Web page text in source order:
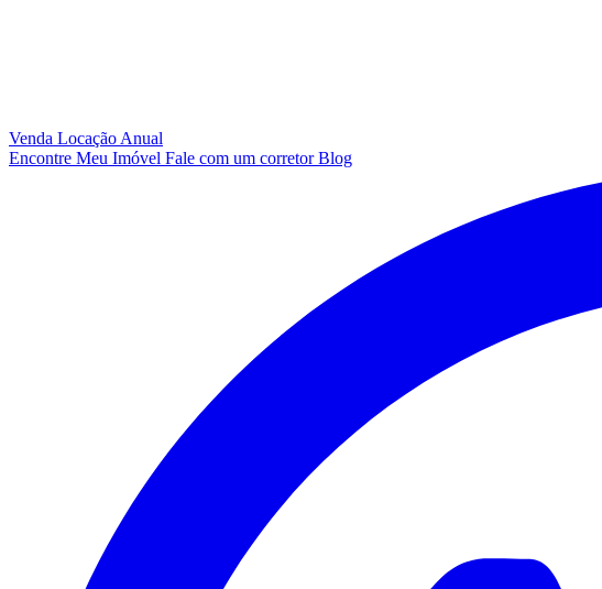
Venda Locação Anual
Encontre Meu Imóvel Fale com um corretorBlog